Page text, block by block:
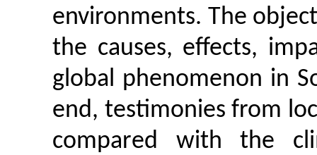
environments. The
the causes, effects,
global phenomenon in
end, testimonies from
compared with the